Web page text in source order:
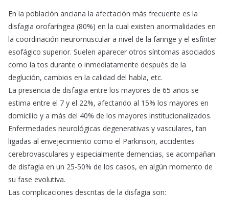
En la población anciana la afectación más frecuente es la
disfagia orofaríngea (80%) en la cual existen anormalidades en
la coordinación neuromuscular a nivel de la faringe y el esfínter
esofágico superior. Suelen aparecer otros síntomas asociados
como la tos durante o inmediatamente después de la
deglución, cambios en la calidad del habla, etc.
La presencia de disfagia entre los mayores de 65 años se
estima entre el 7 y el 22%, afectando al 15% los mayores en
domicilio y a más del 40% de los mayores institucionalizados.
Enfermedades neurológicas degenerativas y vasculares, tan
ligadas al envejecimiento como el Parkinson, accidentes
cerebrovasculares y especialmente demencias, se acompañan
de disfagia en un 25-50% de los casos, en algún momento de
su fase evolutiva.
Las complicaciones descritas de la disfagia son: